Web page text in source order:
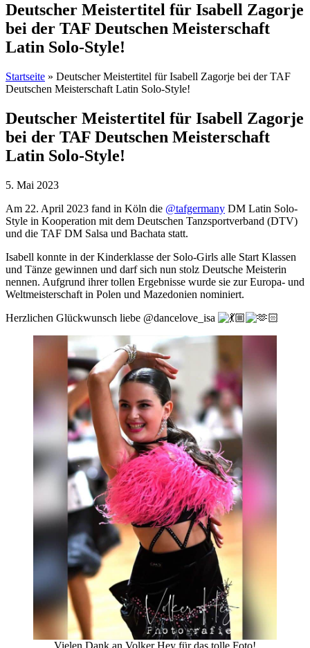
Deutscher Meistertitel für Isabell Zagorje
bei der TAF Deutschen Meisterschaft
Latin Solo-Style!
Startseite » Deutscher Meistertitel für Isabell Zagorje bei der TAF
Deutschen Meisterschaft Latin Solo-Style!
Deutscher Meistertitel für Isabell Zagorje
bei der TAF Deutschen Meisterschaft
Latin Solo-Style!
5. Mai 2023
Am 22. April 2023 fand in Köln die @tafgermany DM Latin Solo-
Style in Kooperation mit dem Deutschen Tanzsportverband (DTV)
und die TAF DM Salsa und Bachata statt.
Isabell konnte in der Kinderklasse der Solo-Girls alle Start Klassen
und Tänze gewinnen und darf sich nun stolz Deutsche Meisterin
nennen. Aufgrund ihrer tollen Ergebnisse wurde sie zur Europa- und
Weltmeisterschaft in Polen und Mazedonien nominiert.
Herzlichen Glückwunsch liebe @dancelove_isa